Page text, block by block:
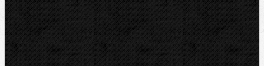
Tuchyňa 94
SK-018 55 TUCHYŇA
Telefón mobil:
0 902 164 546
Telefón pev.:
0 424 466 470
E-mail:
nipo@nipo.sk